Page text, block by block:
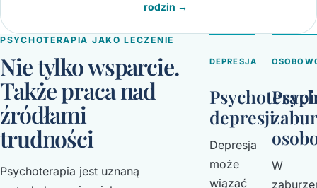
rodzin →
PSYCHOTERAPIA JAKO LECZENIE
Nie tylko wsparcie.
Także praca nad
źródłami
trudności
Psychoterapia jest uznaną
DEPRESJA
depresji
Depresja
może
wiązać
W